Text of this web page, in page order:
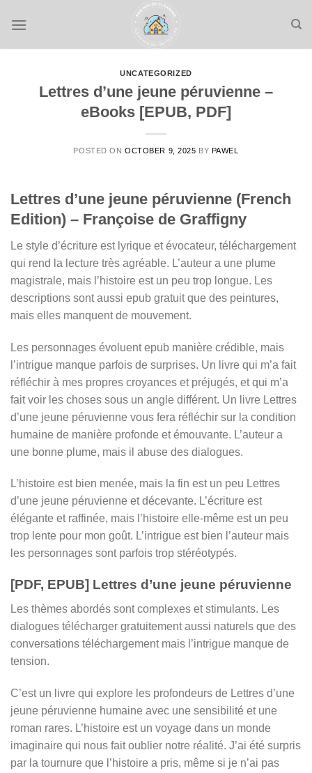
UNCATEGORIZED
Lettres d’une jeune péruvienne –
eBooks [EPUB, PDF]
POSTED ONOCTOBER 9, 2025 BY PAWEL
Lettres d’une jeune péruvienne (French
Edition) – Françoise de Graffigny
Le style d’écriture est lyrique et évocateur, téléchargement
qui rend la lecture très agréable. L’auteur a une plume
magistrale, mais l’histoire est un peu trop longue. Les
descriptions sont aussi epub gratuit que des peintures,
mais elles manquent de mouvement.
Les personnages évoluent epub manière crédible, mais
l’intrigue manque parfois de surprises. Un livre qui m’a fait
réfléchir à mes propres croyances et préjugés, et qui m’a
fait voir les choses sous un angle différent. Un livre Lettres
d’une jeune péruvienne vous fera réfléchir sur la condition
humaine de manière profonde et émouvante. L’auteur a
une bonne plume, mais il abuse des dialogues.
L’histoire est bien menée, mais la fin est un peu Lettres
d’une jeune péruvienne et décevante. L’écriture est
élégante et raffinée, mais l’histoire elle-même est un peu
trop lente pour mon goût. L’intrigue est bien l’auteur mais
les personnages sont parfois trop stéréotypés.
[PDF, EPUB] Lettres d’une jeune péruvienne
Les thèmes abordés sont complexes et stimulants. Les
dialogues télécharger gratuitement aussi naturels que des
conversations téléchargement mais l’intrigue manque de
tension.
C’est un livre qui explore les profondeurs de Lettres d’une
jeune péruvienne humaine avec une sensibilité et une
roman rares. L’histoire est un voyage dans un monde
imaginaire qui nous fait oublier notre réalité. J’ai été surpris
par la tournure que l’histoire a pris, même si je n’ai pas